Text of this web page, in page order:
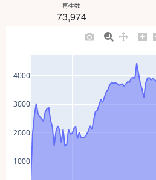
再生数
73,974
1000
2000
3000
4000